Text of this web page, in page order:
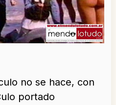
no se hace, con
portado